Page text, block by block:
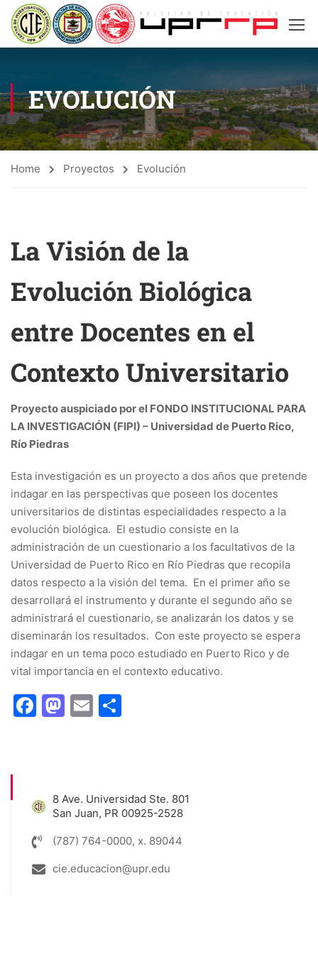
EVOLUCIÓN
Home Proyectos Evolución
La Visión de la
Evolución Biológica
entre Docentes en el
Contexto Universitario
Proyecto auspiciado por el FONDO INSTITUCIONAL PARA
LA INVESTIGACIÓN (FIPI) – Universidad de Puerto Rico,
Río Piedras
Esta investigación es un proyecto a dos años que pretende
indagar en las perspectivas que poseen los docentes
universitarios de distintas especialidades respecto a la
evolución biológica. El estudio consiste en la
administración de un cuestionario a los facultativos de la
Universidad de Puerto Rico en Río Piedras que recopila
datos respecto a la visión del tema. En el primer año se
desarrollará el instrumento y durante el segundo año se
administrará el cuestionario, se analizarán los datos y se
diseminarán los resultados. Con este proyecto se espera
indagar en un tema poco estudiado en Puerto Rico y de
vital importancia en el contexto educativo.
Facebook
Mastodon
Email
8 Ave. Universidad Ste. 801
San Juan, PR 00925-2528
(787) 764-0000, x. 89044
cie.educacion@upr.edu